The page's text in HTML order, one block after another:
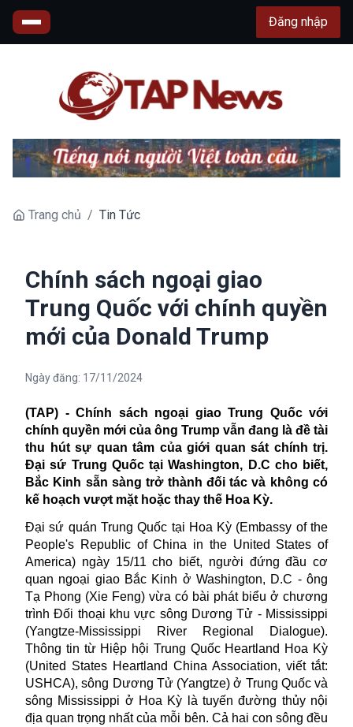
Đăng nhập
Trang chủ / Tin Tức
Chính sách ngoại giao
Trung Quốc với chính quyền
mới của Donald Trump
Ngày đăng: 17/11/2024
(TAP) - Chính sách ngoại giao Trung Quốc với
chính quyền mới của ông Trump vẫn đang là đề tài
thu hút sự quan tâm của giới quan sát chính trị.
Đại sứ Trung Quốc tại Washington, D.C cho biết,
Bắc Kinh sẵn sàng trở thành đối tác và không có
kế hoạch vượt mặt hoặc thay thế Hoa Kỳ.
Đại sứ quán Trung Quốc tại Hoa Kỳ (Embassy of the
People's Republic of China in the United States of
America) ngày 15/11 cho biết, người đứng đầu cơ
quan ngoại giao Bắc Kinh ở Washington, D.C - ông
Tạ Phong (Xie Feng) vừa có bài phát biểu ở chương
trình Đối thoại khu vực sông Dương Tử - Mississippi
(Yangtze-Mississippi River Regional Dialogue).
Thông tin từ Hiệp hội Trung Quốc Heartland Hoa Kỳ
(United States Heartland China Association, viết tắt:
USHCA), sông Dương Tử (Yangtze) ở Trung Quốc và
sông Mississippi ở Hoa Kỳ là tuyến đường thủy nội
địa quan trọng nhất của mỗi bên. Cả hai con sông đều